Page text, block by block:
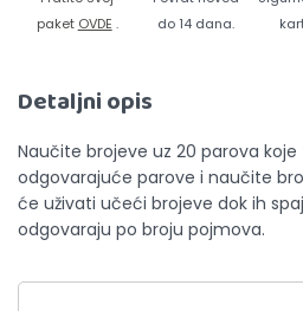
paket OVDE .
do 14 dana.
Detaljni opis
Naučite brojeve uz 20 parova
odgovarajuće parove i naučite
će uživati učeći brojeve dok ih
odgovaraju po broju pojmova.